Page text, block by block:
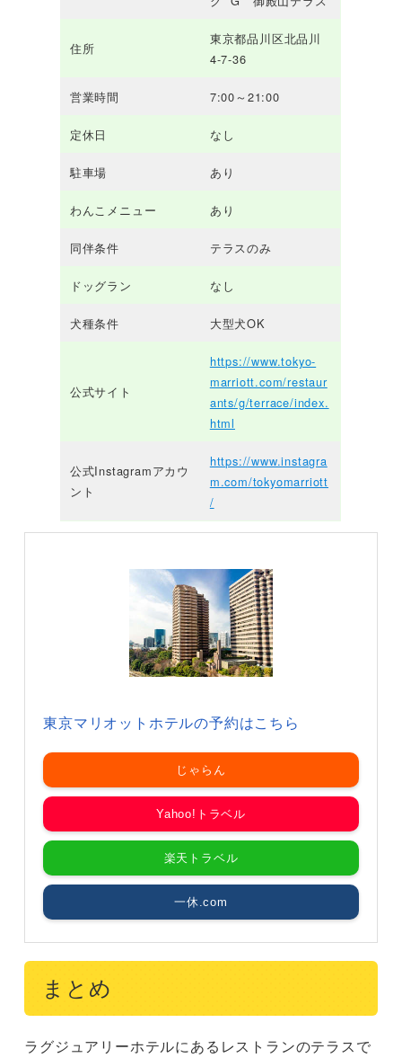
住所
東京都品川区北品川
4-7-36
営業時間 7:00～21:00
定休日 なし
駐車場 あり
わんこメニュー あり
同伴条件 テラスのみ
ドッグラン なし
犬種条件 大型犬OK
公式サイト
https://www.tokyo-
marriott.com/restaur
ants/g/terrace/index.
html
公式Instagramアカウ
ント
https://www.instagra
m.com/tokyomarriott
/
東京マリオットホテルの予約はこちら
じゃらん
Yahoo!トラベル
楽天トラベル
一休.com
まとめ
ラグジュアリーホテルにあるレストランのテラスで